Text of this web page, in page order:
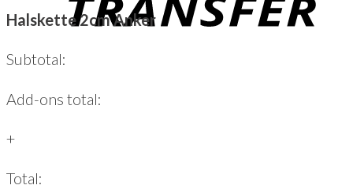
Halskette 2cm Anker
Subtotal:
Add-ons total:
+
Total: